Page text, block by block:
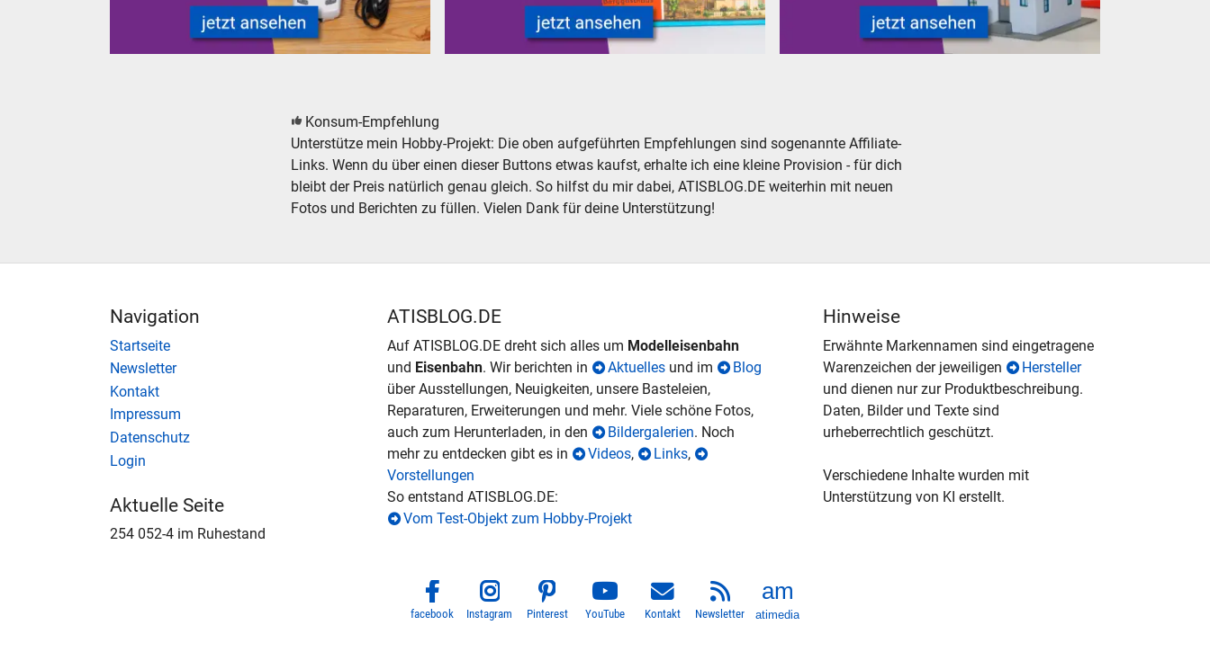
Konsum-Empfehlung
Unterstütze mein Hobby-Projekt: Die oben aufgeführten Empfehlungen sind sogenannte Affiliate-
Links. Wenn du über einen dieser Buttons etwas kaufst, erhalte ich eine kleine Provision - für dich
bleibt der Preis natürlich genau gleich. So hilfst du mir dabei, ATISBLOG.DE weiterhin mit neuen
Fotos und Berichten zu füllen. Vielen Dank für deine Unterstützung!
Navigation
Startseite
Newsletter
Kontakt
Impressum
Datenschutz
Login
Aktuelle Seite
254 052-4 im Ruhestand
ATISBLOG.DE
Auf ATISBLOG.DE dreht sich alles um Modelleisenbahn
und Eisenbahn. Wir berichten in Aktuelles und im
Blog
über Ausstellungen, Neuigkeiten, unsere Basteleien,
Reparaturen, Erweiterungen und mehr. Viele schöne Fotos,
auch zum Herunterladen, in den
Bildergalerien. Noch
mehr zu entdecken gibt es in
Videos, Links,
Vorstellungen
So entstand ATISBLOG.DE:
Vom Test-Objekt zum Hobby-Projekt
Hinweise
Erwähnte Markennamen sind eingetragene
Warenzeichen der jeweiligen
Hersteller
und dienen nur zur Produktbeschreibung.
Daten, Bilder und Texte sind
urheberrechtlich geschützt.
Verschiedene Inhalte wurden mit
Unterstützung von KI erstellt.
facebook Instagram Pinterest YouTube Kontakt Newsletter atimedia